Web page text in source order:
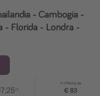
- Cambogia -
- Florida - Londra -